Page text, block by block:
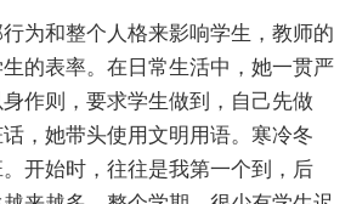
为和整个人格来影响学生，教师的
的表率。在日常生活中，她一贯严
作则，要求学生做到，自己先做
，她带头使用文明用语。寒冷冬
开始时，往往是我第一个到，后